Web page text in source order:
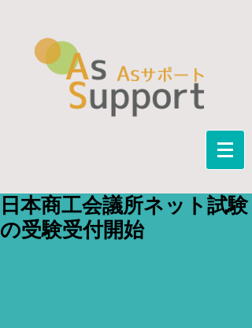
日本商工会議所ネット試験
の受験受付開始